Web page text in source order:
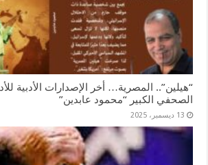
“هيلين”.. المصرية… أخر الإصدارات الأدبية
الصحفي الكبير “محمود عابدين”
13 ديسمبر، 2025